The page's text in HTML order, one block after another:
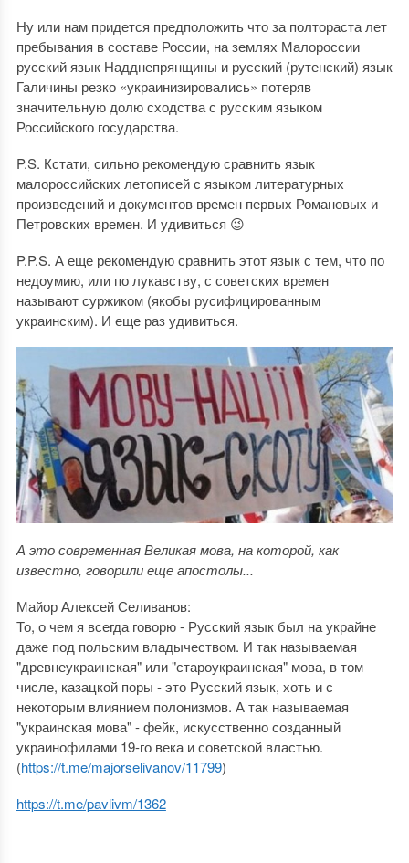
Ну или нам придется предположить что за полтораста лет
пребывания в составе России, на землях Малороссии
русский язык Надднепрянщины и русский (рутенский) язык
Галичины резко «украинизировались» потеряв
значительную долю сходства с русским языком
Российского государства.
P.S. Кстати, сильно рекомендую сравнить язык
малороссийских летописей с языком литературных
произведений и документов времен первых Романовых и
Петровских времен. И удивиться 😉
P.P.S. А еще рекомендую сравнить этот язык с тем, что по
недоумию, или по лукавству, с советских времен
называют суржиком (якобы русифицированным
украинским). И еще раз удивиться.
А это современная Великая мова, на которой, как
известно, говорили еще апостолы...
Майор Алексей Селиванов:
То, о чем я всегда говорю - Русский язык был на украйне
даже под польским владычеством. И так называемая
"древнеукраинская" или "староукраинская" мова, в том
числе, казацкой поры - это Русский язык, хоть и с
некоторым влиянием полонизмов. А так называемая
"украинская мова" - фейк, искусственно созданный
украинофилами 19-го века и советской властью.
(https://t.me/majorselivanov/11799)
https://t.me/pavlivm/1362